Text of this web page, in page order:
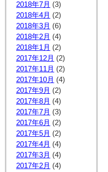
2018年7月 (3)
2018年4月 (2)
2018年3月 (6)
2018年2月 (4)
2018年1月 (2)
2017年12月 (2)
2017年11月 (2)
2017年10月 (4)
2017年9月 (2)
2017年8月 (4)
2017年7月 (3)
2017年6月 (2)
2017年5月 (2)
2017年4月 (4)
2017年3月 (4)
2017年2月 (4)